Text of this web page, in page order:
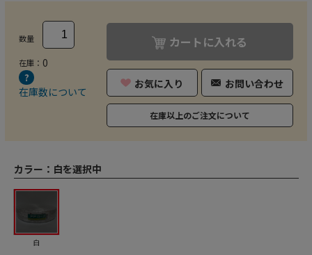
数量
在庫： 0
在庫数について
カートに入れる
お気に入り お問い合わせ
在庫以上のご注文について
カラー： 白を選択中
白